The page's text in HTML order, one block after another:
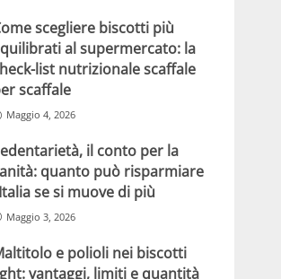
scegliere biscotti più
al supermercato: la
list nutrizionale scaffale
scaffale
Maggio 4, 2026
il conto per la
quanto può risparmiare
se si muove di più
Maggio 3, 2026
e polioli nei biscotti
vantaggi, limiti e quantità